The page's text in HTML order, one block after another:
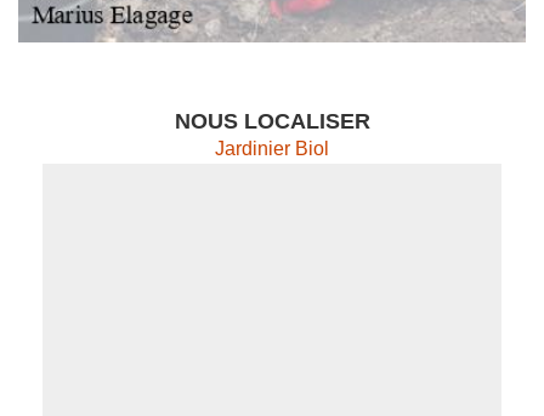
NOUS LOCALISER
Jardinier Biol